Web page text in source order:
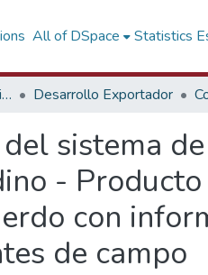
All of DSpace Statistics
Promoción de las Exportaciones Desarrollo Exportador
sistema
-
con
de campo